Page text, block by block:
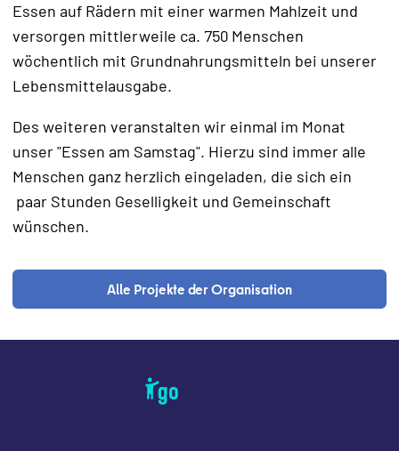
Essen auf Rädern mit einer warmen Mahlzeit und
versorgen mittlerweile ca. 750 Menschen
wöchentlich mit Grundnahrungsmitteln bei unserer
Lebensmittelausgabe.
Des weiteren veranstalten wir einmal im Monat
unser "Essen am Samstag". Hierzu sind immer alle
Menschen ganz herzlich eingeladen, die sich ein
paar Stunden Geselligkeit und Gemeinschaft
wünschen.
Alle Projekte der Organisation